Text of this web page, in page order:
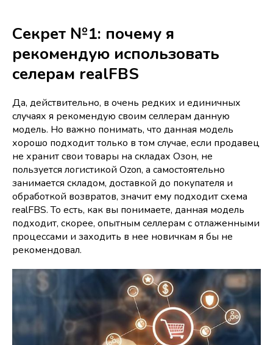
Секрет №1: почему я
рекомендую использовать
селерам realFBS
Да, действительно, в очень редких и единичных
случаях я рекомендую своим селлерам данную
модель. Но важно понимать, что данная модель
хорошо подходит только в том случае, если продавец
не хранит свои товары на складах Озон, не
пользуется логистикой Ozon, а самостоятельно
занимается складом, доставкой до покупателя и
обработкой возвратов, значит ему подходит схема
realFBS. То есть, как вы понимаете, данная модель
подходит, скорее, опытным селлерам с отлаженными
процессами и заходить в нее новичкам я бы не
рекомендовал.